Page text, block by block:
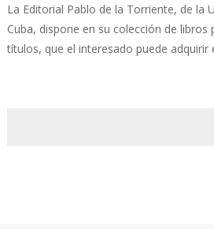
La Editorial Pablo de la Torriente, de la
Cuba, dispone en su colección de libros
títulos, que el interesado puede adquirir